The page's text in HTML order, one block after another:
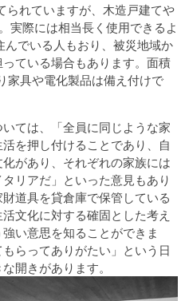
れていますが、木造戸建てや
実際には相当長く使用できるよ
でいる人もおり、被災地域か
ている場合もあります。面積
家具や電化製品は備え付けで
ては、「全員に同じような家
を押し付けることであり、自
があり、それぞれの家族には
リアだ」といった意見もあり
道具を貸倉庫で保管している
文化に対する確固とした考え
い意思を知ることができま
らってありがたい」という日
開きがあります。